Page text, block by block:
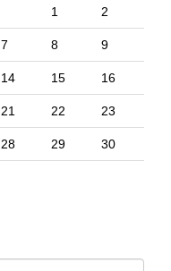
1 2
7 8 9
14 15 16
21 22 23
28 29 30